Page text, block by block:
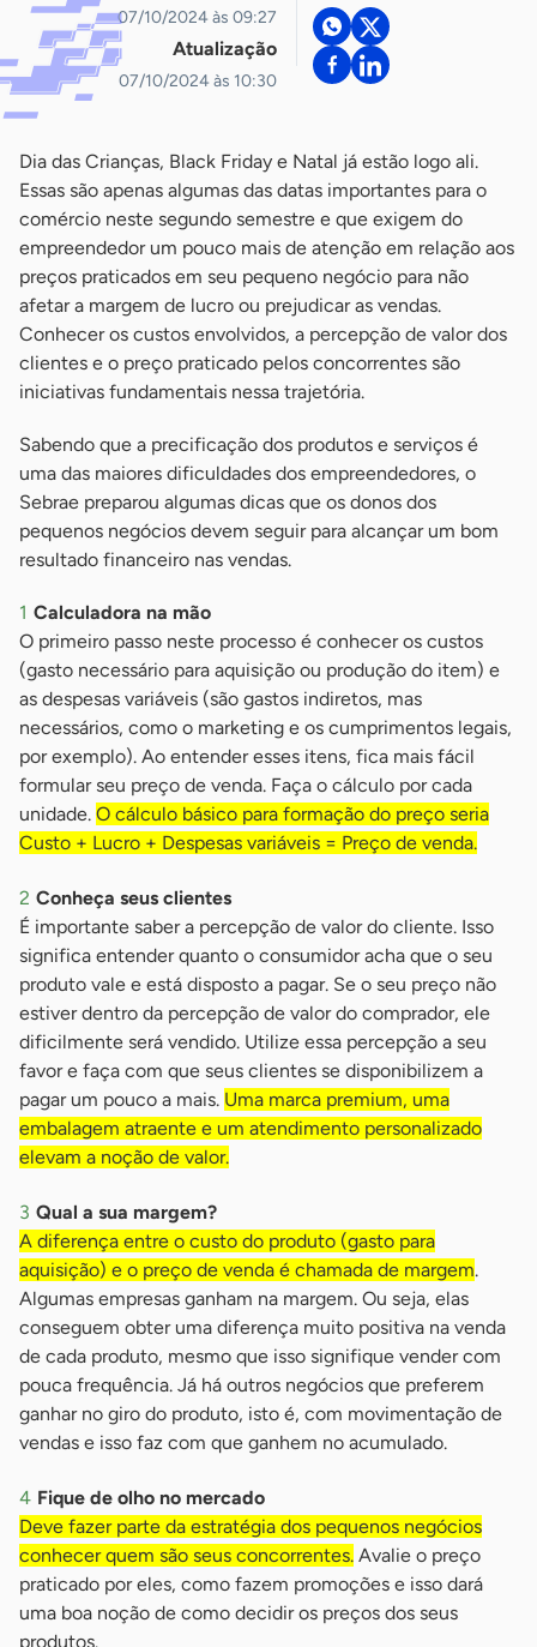
07/10/2024 às 09:27
Atualização
07/10/2024 às 10:30
Dia das Crianças, Black Friday e Natal já estão logo ali.
Essas são apenas algumas das datas importantes para o
comércio neste segundo semestre e que exigem do
empreendedor um pouco mais de atenção em relação aos
preços praticados em seu pequeno negócio para não
afetar a margem de lucro ou prejudicar as vendas.
Conhecer os custos envolvidos, a percepção de valor dos
clientes e o preço praticado pelos concorrentes são
iniciativas fundamentais nessa trajetória.
Sabendo que a precificação dos produtos e serviços é
uma das maiores dificuldades dos empreendedores, o
Sebrae preparou algumas dicas que os donos dos
pequenos negócios devem seguir para alcançar um bom
resultado financeiro nas vendas.
Calculadora na mão
O primeiro passo neste processo é conhecer os custos
(gasto necessário para aquisição ou produção do item) e
as despesas variáveis (são gastos indiretos, mas
necessários, como o marketing e os cumprimentos legais,
por exemplo). Ao entender esses itens, fica mais fácil
formular seu preço de venda. Faça o cálculo por cada
unidade. O cálculo básico para formação do preço seria
Custo + Lucro + Despesas variáveis = Preço de venda.
Conheça seus clientes
É importante saber a percepção de valor do cliente. Isso
significa entender quanto o consumidor acha que o seu
produto vale e está disposto a pagar. Se o seu preço não
estiver dentro da percepção de valor do comprador, ele
dificilmente será vendido. Utilize essa percepção a seu
favor e faça com que seus clientes se disponibilizem a
pagar um pouco a mais. Uma marca premium, uma
embalagem atraente e um atendimento personalizado
elevam a noção de valor.
Qual a sua margem?
A diferença entre o custo do produto (gasto para
aquisição) e o preço de venda é chamada de margem.
Algumas empresas ganham na margem. Ou seja, elas
conseguem obter uma diferença muito positiva na venda
de cada produto, mesmo que isso signifique vender com
pouca frequência. Já há outros negócios que preferem
ganhar no giro do produto, isto é, com movimentação de
vendas e isso faz com que ganhem no acumulado.
Fique de olho no mercado
Deve fazer parte da estratégia dos pequenos negócios
conhecer quem são seus concorrentes. Avalie o preço
praticado por eles, como fazem promoções e isso dará
uma boa noção de como decidir os preços dos seus
produtos.